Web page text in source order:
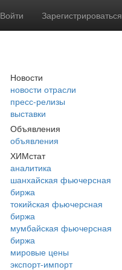
Войти Зарегистрироваться
Новости
новости отрасли
пресс-релизы
выставки
Объявления
объявления
ХИМстат
аналитика
шанхайская фьючерсная
биржа
токийская фьючерсная
биржа
мумбайская фьючерсная
биржа
мировые цены
экспорт-импорт